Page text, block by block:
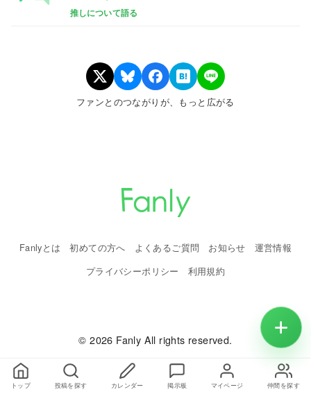
推しについて語る
ファンとのつながりが、もっと広がる
Fanlyとは 初めての方へ よくあるご質問 お知らせ
運営情報
プライバシーポリシー
利用規約
© 2026 Fanly All rights reserved.
トップ 投稿を探す カレンダー 掲示板 マイページ 仲間を探す